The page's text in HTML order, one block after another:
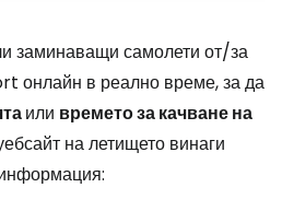
заминаващи самолети от/за
онлайн в реално време, за да
или времето за качване на
на летището винаги